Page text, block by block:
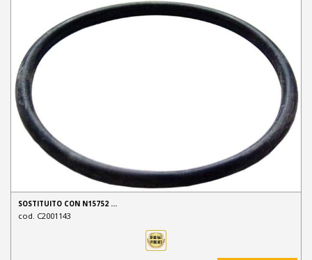
SOSTITUITO CON N15752 …
cod. C2001143